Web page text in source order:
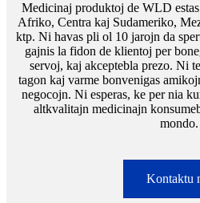
Medicinaj produktoj de WLD
Afriko, Centra kaj Sudameriko,
ktp. Ni havas pli ol 10 jarojn da
gajnis la fidon de klientoj per
servoj, kaj akceptebla prezo. Ni
tagon kaj varme bonvenigas
negocojn. Ni esperas, ke per nia
altkvalitajn medicinajn
mondo.
Kontaktu